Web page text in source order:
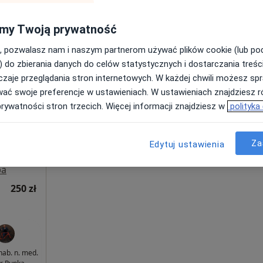
·
250 zł
n. med.
Dziś
8 Sie
Jutro
9 Sie
Pon,
10 Sie
Wt,
11 Sie
Umawianie online nie jest dostępne
Twoją prywatność
pozwalasz nam i naszym partnerom używać plików cookie (lub
do zbierania danych do celów statystycznych i dostarczania
przeglądania stron internetowych. W każdej chwili możesz
swoje preferencje w ustawieniach. W ustawieniach znajdziesz
stron trzecich. Więcej informacji znajdziesz w polityka
Edytuj ustawienia